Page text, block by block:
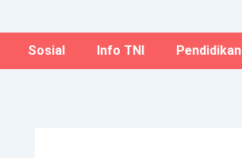
Sosial Info TNI Pendidikan